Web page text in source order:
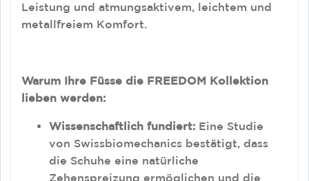
Leistung und atmungsaktivem, leichtem und
metallfreiem Komfort.
Warum Ihre Füsse die FREEDOM Kollektion
lieben werden:
Wissenschaftlich fundiert:Eine Studie
von Swissbiomechanics bestätigt, dass
die Schuhe eine natürliche
Zehenspreizung ermöglichen und die